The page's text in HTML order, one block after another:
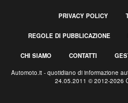
PRIVACY POLICY
REGOLE DI PUBBLICAZIONE
CHI SIAMO CONTATTI
Automoto.it - quotidiano di informazione
24.05.2011 © 2012-2026